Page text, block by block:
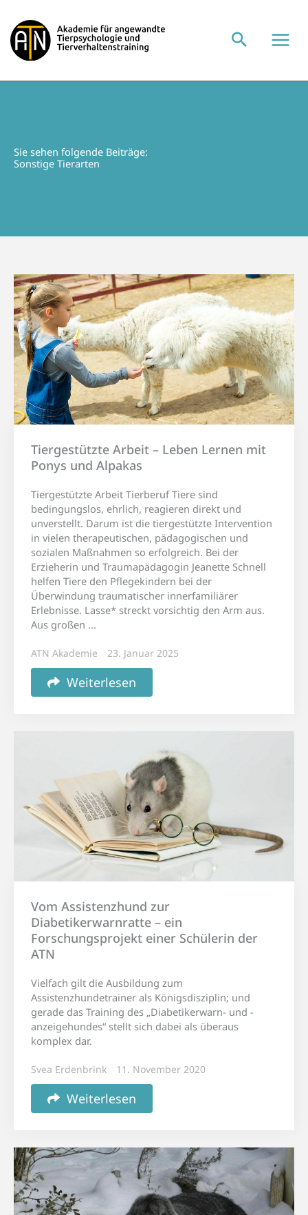
Inhalt
springen
Sie sehen folgende Beiträge:
Sonstige Tierarten
Tiergestützte Arbeit – Leben Lernen mit
Ponys und Alpakas
Tiergestützte Arbeit Tierberuf Tiere sind
bedingungslos, ehrlich, reagieren direkt und
unverstellt. Darum ist die tiergestützte Intervention
in vielen therapeutischen, pädagogischen und
sozialen Maßnahmen so erfolgreich. Bei der
Erzieherin und Traumapädagogin Jeanette Schnell
helfen Tiere den Pflegekindern bei der
Überwindung traumatischer innerfamiliärer
Erlebnisse. Lasse* streckt vorsichtig den Arm aus.
Aus großen ...
ATN Akademie 23. Januar 2025
Weiterlesen
Vom Assistenzhund zur
Diabetikerwarnratte – ein
Forschungsprojekt einer Schülerin der
ATN
Vielfach gilt die Ausbildung zum
Assistenzhundetrainer als Königsdisziplin; und
gerade das Training des „Diabetikerwarn- und -
anzeigehundes“ stellt sich dabei als überaus
komplex dar.
Svea Erdenbrink 11. November 2020
Weiterlesen